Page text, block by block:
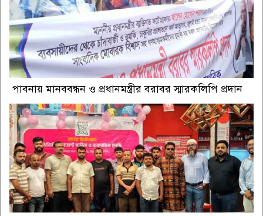
পাবনায় মানববন্ধন ও প্রধানমন্ত্রীর বরাবর স্মারকলিপি প্রদান